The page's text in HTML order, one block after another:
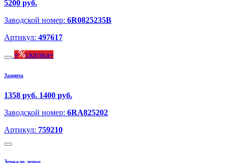
5200 руб.
Заводской номер: 6R0825235B
Артикул: 497617
скидка
Защита
1358 руб. 1400 руб.
Заводской номер: 6RA825202
Артикул: 759210
Зеркало левое